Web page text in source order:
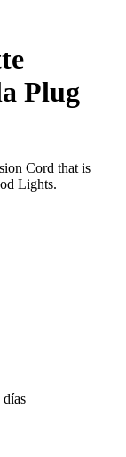
Plug
Cord that is
Lights.
días